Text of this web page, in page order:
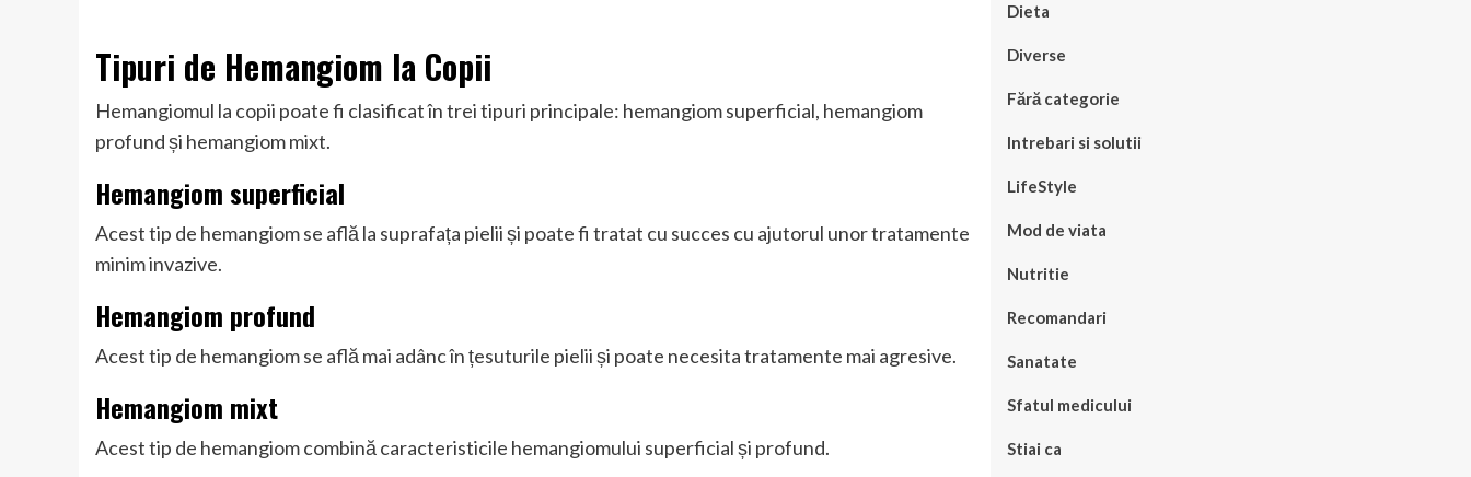
Tipuri de Hemangiom la Copii
Hemangiomul la copii poate fi clasificat în trei tipuri principale: hemangiom superficial, hemangiom
profund și hemangiom mixt.
Hemangiom superficial
Acest tip de hemangiom se află la suprafața pielii și poate fi tratat cu succes cu ajutorul unor tratamente
minim invazive.
Hemangiom profund
Acest tip de hemangiom se află mai adânc în țesuturile pielii și poate necesita tratamente mai agresive.
Hemangiom mixt
Acest tip de hemangiom combină caracteristicile hemangiomului superficial și profund.
Dieta
Diverse
Fără categorie
Intrebari si solutii
LifeStyle
Mod de viata
Nutritie
Recomandari
Sanatate
Sfatul medicului
Stiai ca